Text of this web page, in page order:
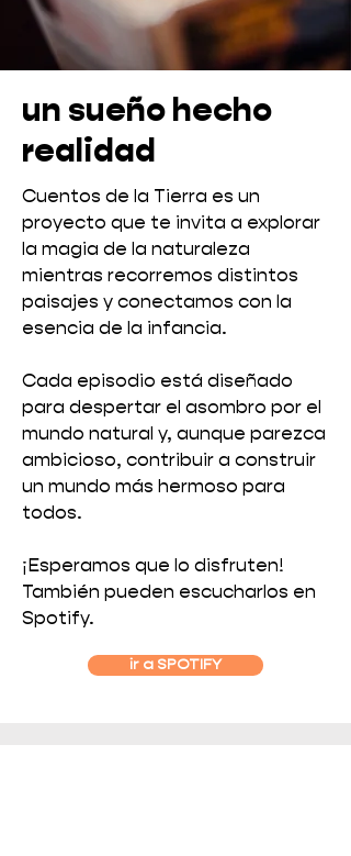
un sueño hecho
realidad
Cuentos de la Tierra es un
proyecto que te invita a explorar
la magia de la naturaleza
mientras recorremos distintos
paisajes y conectamos con la
esencia de la infancia.
Cada episodio está diseñado
para despertar el asombro por el
mundo natural y, aunque parezca
ambicioso, contribuir a construir
un mundo más hermoso para
todos.
¡Esperamos que lo disfruten!
También pueden escucharlos en
Spotify.
ir a SPOTIFY